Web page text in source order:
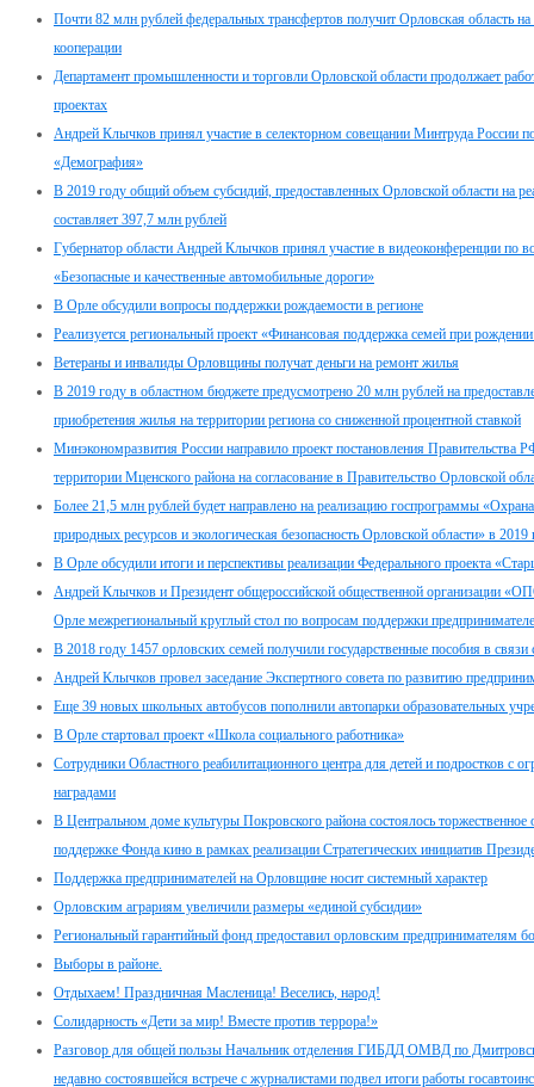
Почти 82 млн рублей федеральных трансфертов получит Орловская область
кооперации
Департамент промышленности и торговли Орловской области продолжает
проектах
Андрей Клычков принял участие в селекторном совещании Минтруда России
«Демография»
В 2019 году общий объем субсидий, предоставленных Орловской области на
составляет 397,7 млн рублей
Губернатор области Андрей Клычков принял участие в видеоконференции по
«Безопасные и качественные автомобильные дороги»
В Орле обсудили вопросы поддержки рождаемости в регионе
Реализуется региональный проект «Финансовая поддержка семей при
Ветераны и инвалиды Орловщины получат деньги на ремонт жилья
В 2019 году в областном бюджете предусмотрено 20 млн рублей на
приобретения жилья на территории региона со сниженной процентной ставкой
Минэкономразвития России направило проект постановления Правительства
территории Мценского района на согласование в Правительство Орловской
Более 21,5 млн рублей будет направлено на реализацию госпрограммы
природных ресурсов и экологическая безопасность Орловской области» в 2019
В Орле обсудили итоги и перспективы реализации Федерального проекта
Андрей Клычков и Президент общероссийской общественной организации
Орле межрегиональный круглый стол по вопросам поддержки
В 2018 году 1457 орловских семей получили государственные пособия в
Андрей Клычков провел заседание Экспертного совета по развитию
Еще 39 новых школьных автобусов пополнили автопарки образовательных
В Орле стартовал проект «Школа социального работника»
Сотрудники Областного реабилитационного центра для детей и подростков
наградами
В Центральном доме культуры Покровского района состоялось торжественное
поддержке Фонда кино в рамках реализации Стратегических инициатив
Поддержка предпринимателей на Орловщине носит системный характер
Орловским аграриям увеличили размеры «единой субсидии»
Региональный гарантийный фонд предоставил орловским предпринимателям
Выборы в районе.
Отдыхаем! Праздничная Масленица! Веселись, народ!
Солидарность «Дети за мир! Вместе против террора!»
Разговор для общей пользы Начальник отделения ГИБДД ОМВД по
недавно состоявшейся встрече с журналистами подвел итоги работы